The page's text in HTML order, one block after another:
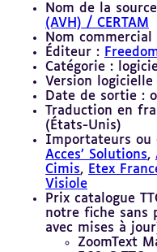
Nom de la
(AVH) / CERTAM
Nom
Éditeur :
Catégorie :
Version
Date de sortie :
Traduction en
(États-Unis)
Importateurs ou
Acces’ Solutions,
Cimis, Etex
Visiole
Prix catalogue
notre fiche sans
avec mises à
ZoomText